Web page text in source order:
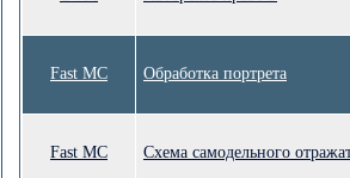
Fast MC Обработка портрета
Fast MC Схема самодельного